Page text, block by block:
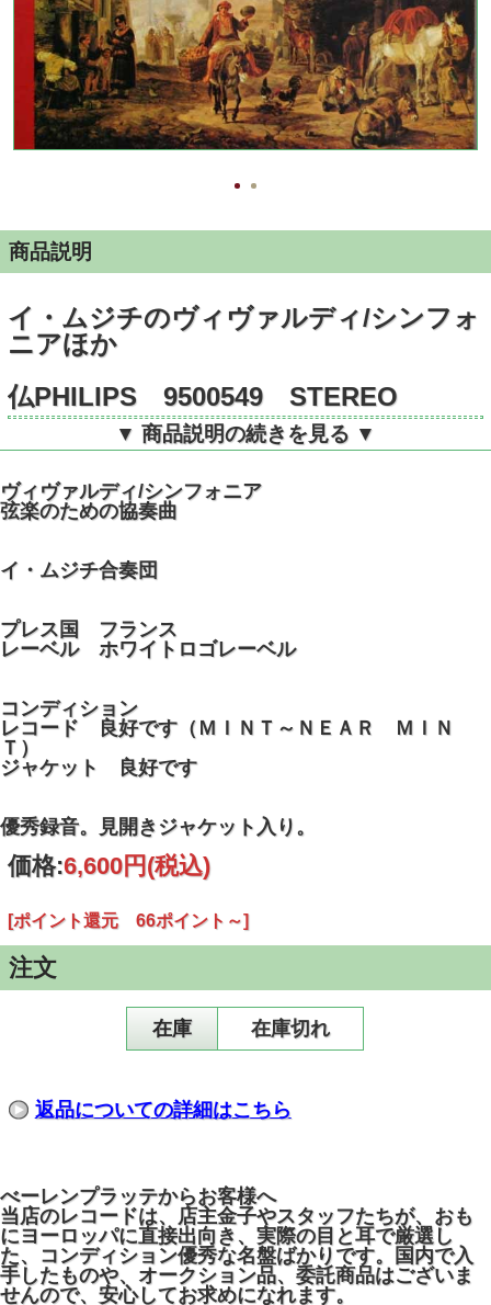
商品説明
イ・ムジチのヴィヴァルディ/シンフォ
ニアほか
仏PHILIPS 9500549 STEREO
▼ 商品説明の続きを見る ▼
ヴィヴァルディ/シンフォニア
弦楽のための協奏曲
イ・ムジチ合奏団
プレス国 フランス
レーベル ホワイトロゴレーベル
コンディション
レコード 良好です（ＭＩＮＴ～ＮＥＡＲ ＭＩＮ
Ｔ）
ジャケット 良好です
優秀録音。見開きジャケット入り。
価格:6,600円 (税込)
[ポイント還元 66ポイント～]
注文
在庫 在庫切れ
返品についての詳細はこちら
べーレンプラッテからお客様へ
当店のレコードは、店主金子やスタッフたちが、おも
にヨーロッパに直接出向き、実際の目と耳で厳選し
た、コンディション優秀な名盤ばかりです。国内で入
手したものや、オークション品、委託商品はございま
せんので、安心してお求めになれます。